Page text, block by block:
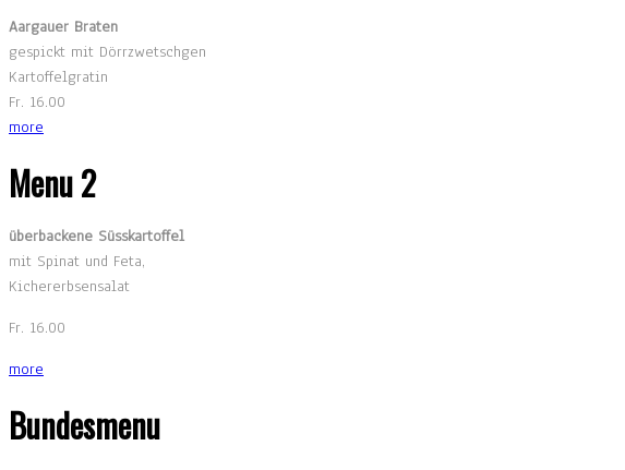
Aargauer Braten
gespickt mit Dörrzwetschgen
Kartoffelgratin
Fr. 16.00
more
Menu 2
überbackene Süsskartoffel
mit Spinat und Feta,
Kichererbsensalat
Fr. 16.00
more
Bundesmenu